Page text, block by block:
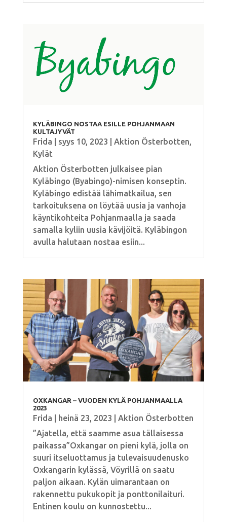
KYLÄBINGO NOSTAA ESILLE POHJANMAAN
KULTAJYVÄT
Frida syys 10, 2023 Aktion Österbotten,
Kylät
Aktion Österbotten julkaisee pian
Kyläbingo (Byabingo)-nimisen konseptin.
Kyläbingo edistää lähimatkailua, sen
tarkoituksena on löytää uusia ja vanhoja
käyntikohteita Pohjanmaalla ja saada
samalla kyliin uusia kävijöitä. Kyläbingon
avulla halutaan nostaa esiin...
OXKANGAR – VUODEN KYLÄ POHJANMAALLA
2023
Frida heinä 23, 2023
Aktion Österbotten
”Ajatella, että saamme asua tällaisessa
paikassa”Oxkangar on pieni kylä, jolla on
suuri itseluottamus ja tulevaisuudenusko
Oxkangarin kylässä, Vöyrillä on saatu
paljon aikaan. Kylän uimarantaan on
rakennettu pukukopit ja ponttonilaituri.
Entinen koulu on kunnostettu...